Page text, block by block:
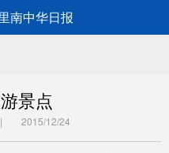
南中华日报
景点
2015/12/24